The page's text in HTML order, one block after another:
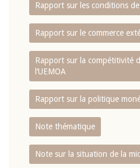
Rapport sur les conditions de
Rapport sur le commerce
Rapport sur la compétitivité
l‘UEMOA
Rapport sur la politique
Note thématique
Note sur la situation de la